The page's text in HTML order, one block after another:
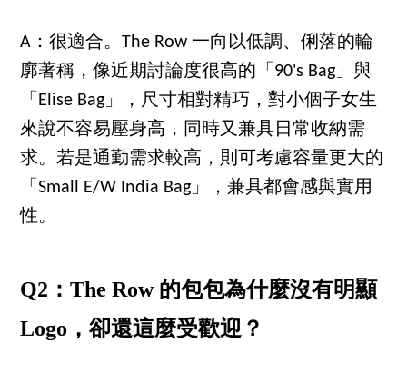
A：很適合。The Row 一向以低調、俐落的輪
廓著稱，像近期討論度很高的「90's Bag」與
「Elise Bag」，尺寸相對精巧，對小個子女生
來說不容易壓身高，同時又兼具日常收納需
求。若是通勤需求較高，則可考慮容量更大的
「Small E/W India Bag」，兼具都會感與實用
性。
Q2：The Row 的包包為什麼沒有明顯
Logo，卻還這麼受歡迎？